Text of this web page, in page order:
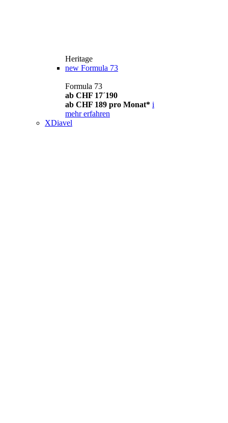
Heritage
new Formula 73
Formula 73
ab CHF 17´190
ab CHF 189 pro Monat* i
mehr erfahren
XDiavel